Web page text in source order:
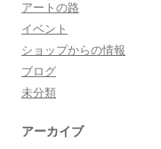
アートの路
イベント
ショップからの情報
ブログ
未分類
アーカイブ